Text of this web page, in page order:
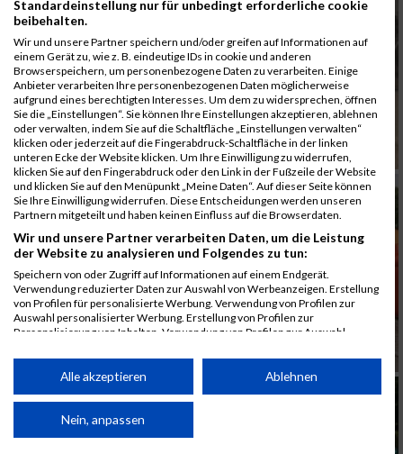
Standardeinstellung nur für unbedingt erforderliche cookie
beibehalten.
Wir und unsere Partner speichern und/oder greifen auf Informationen auf
einem Gerät zu, wie z. B. eindeutige IDs in cookie und anderen
Browserspeichern, um personenbezogene Daten zu verarbeiten. Einige
Anbieter verarbeiten Ihre personenbezogenen Daten möglicherweise
aufgrund eines berechtigten Interesses. Um dem zu widersprechen, öffnen
Sie die „Einstellungen“. Sie können Ihre Einstellungen akzeptieren, ablehnen
oder verwalten, indem Sie auf die Schaltfläche „Einstellungen verwalten“
klicken oder jederzeit auf die Fingerabdruck-Schaltfläche in der linken
unteren Ecke der Website klicken. Um Ihre Einwilligung zu widerrufen,
klicken Sie auf den Fingerabdruck oder den Link in der Fußzeile der Website
und klicken Sie auf den Menüpunkt „Meine Daten“. Auf dieser Seite können
Sie Ihre Einwilligung widerrufen. Diese Entscheidungen werden unseren
Partnern mitgeteilt und haben keinen Einfluss auf die Browserdaten.
Wir und unsere Partner verarbeiten Daten, um die Leistung
der Website zu analysieren und Folgendes zu tun:
Speichern von oder Zugriff auf Informationen auf einem Endgerät.
Verwendung reduzierter Daten zur Auswahl von Werbeanzeigen. Erstellung
von Profilen für personalisierte Werbung. Verwendung von Profilen zur
Auswahl personalisierter Werbung. Erstellung von Profilen zur
Personalisierung von Inhalten. Verwendung von Profilen zur Auswahl
Performance von Inhalten. Analyse von Zielgruppen durch Statistiken oder
Kombinationen von Daten aus verschiedenen Quellen. Entwicklung und
von Inhalten.
Daten können außerhalb der Europäischen Union weitergegeben und in die
Alle akzeptieren Ablehnen
Nein, anpassen